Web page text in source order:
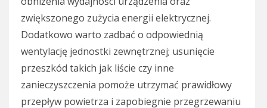
zwiększonego zużycia energii elektrycznej.
Dodatkowo warto zadbać o odpowiednią
wentylację jednostki zewnętrznej; usunięcie
przeszkód takich jak liście czy inne
zanieczyszczenia pomoże utrzymać prawidłowy
przepływ powietrza i zapobiegnie przegrzewaniu